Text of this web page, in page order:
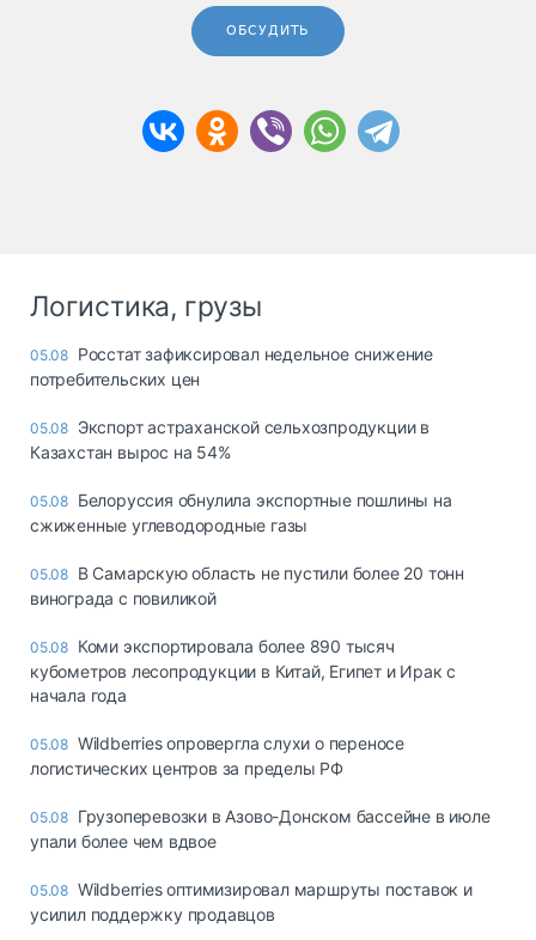
ОБСУДИТЬ
Логистика, грузы
05.08 Росстат зафиксировал недельное снижение
потребительских цен
05.08 Экспорт астраханской сельхозпродукции в
Казахстан вырос на 54%
05.08 Белоруссия обнулила экспортные пошлины на
сжиженные углеводородные газы
05.08 В Самарскую область не пустили более 20 тонн
винограда с повиликой
05.08 Коми экспортировала более 890 тысяч
кубометров лесопродукции в Китай, Египет и Ирак с
начала года
05.08 Wildberries опровергла слухи о переносе
логистических центров за пределы РФ
05.08 Грузоперевозки в Азово-Донском бассейне в июле
упали более чем вдвое
05.08 Wildberries оптимизировал маршруты поставок и
усилил поддержку продавцов